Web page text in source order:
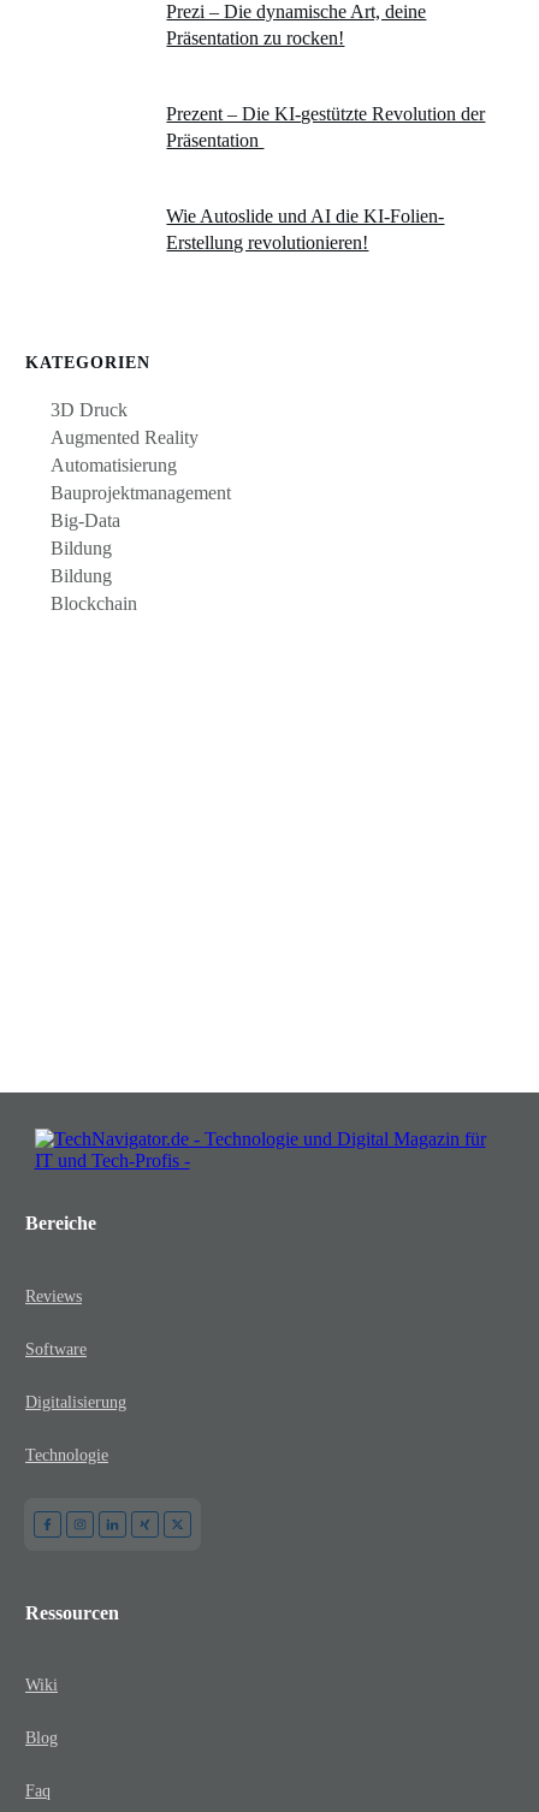
Prezi – Die dynamische Art, deine
Präsentation zu rocken!
Prezent – Die KI-gestützte Revolution der
Präsentation
Wie Autoslide und AI die KI-Folien-
Erstellung revolutionieren!
KATEGORIEN
3D Druck
Augmented Reality
Automatisierung
Bauprojektmanagement
Big-Data
Bildung
Bildung
Blockchain
Bereiche
Reviews
Software
Digitalisierung
Technologie
Ressourcen
Wiki
Blog
Faq